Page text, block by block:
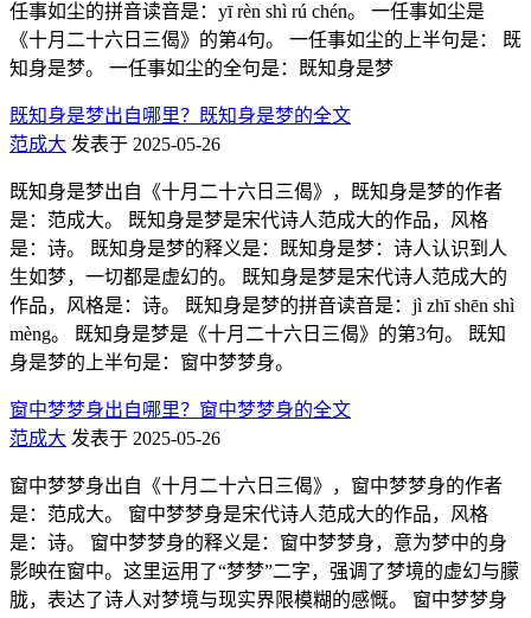
任事如尘的拼音读音是：yī rèn shì rú chén。 一任事如尘是
《十月二十六日三偈》的第4句。 一任事如尘的上半句是： 既
知身是梦。 一任事如尘的全句是：既知身是梦
既知身是梦出自哪里？既知身是梦的全文
范成大 发表于 2025-05-26
既知身是梦出自《十月二十六日三偈》，既知身是梦的作者
是：范成大。 既知身是梦是宋代诗人范成大的作品，风格
是：诗。 既知身是梦的释义是：既知身是梦：诗人认识到人
生如梦，一切都是虚幻的。 既知身是梦是宋代诗人范成大的
作品，风格是：诗。 既知身是梦的拼音读音是：jì zhī shēn shì
mèng。 既知身是梦是《十月二十六日三偈》的第3句。 既知
身是梦的上半句是：窗中梦梦身。
窗中梦梦身出自哪里？窗中梦梦身的全文
范成大 发表于 2025-05-26
窗中梦梦身出自《十月二十六日三偈》，窗中梦梦身的作者
是：范成大。 窗中梦梦身是宋代诗人范成大的作品，风格
是：诗。 窗中梦梦身的释义是：窗中梦梦身，意为梦中的身
影映在窗中。这里运用了“梦梦”二字，强调了梦境的虚幻与朦
胧，表达了诗人对梦境与现实界限模糊的感慨。 窗中梦梦身